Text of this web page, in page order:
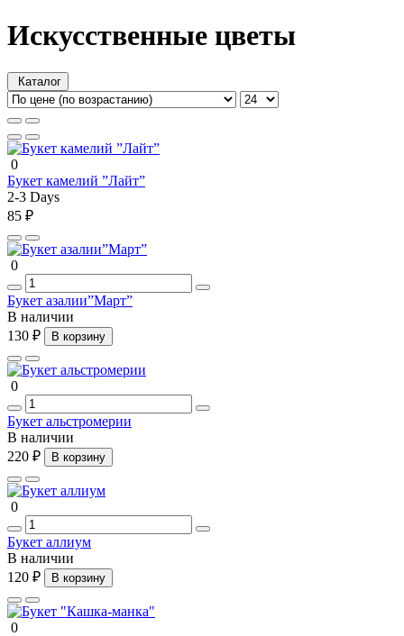
Искусственные цветы
Каталог
0
Букет камелий ”Лайт”
2-3 Days
85 ₽
0
Букет азалии”Март”
В наличии
130 ₽
В корзину
0
Букет альстромерии
В наличии
220 ₽
В корзину
0
Букет аллиум
В наличии
120 ₽
В корзину
0